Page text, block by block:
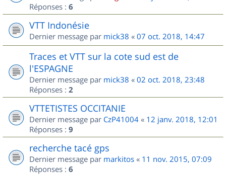
Réponses : 6
VTT Indonésie
Dernier message par mick38 « 07 oct. 2018, 14:47
Traces et VTT sur la cote sud est de
l'ESPAGNE
Dernier message par mick38 « 02 oct. 2018, 23:48
Réponses : 2
VTTETISTES OCCITANIE
Dernier message par CzP41004 « 12 janv. 2018, 12:01
Réponses : 9
recherche tacé gps
Dernier message par markitos « 11 nov. 2015, 07:09
Réponses : 6